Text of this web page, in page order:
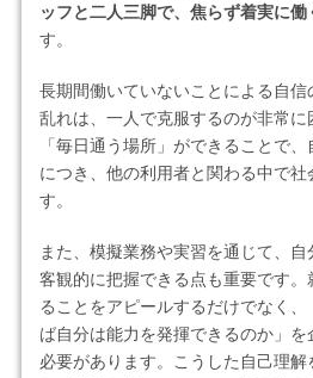
ッフと二人三脚で、焦らず着実に働
す。
長期間働いていないことによる自
乱れは、一人で克服するのが非常に
「毎日通う場所」ができることで
につき、他の利用者と関わる中で社
す。
また、模擬業務や実習を通じて、
客観的に把握できる点も重要です。
ることをアピールするだけでなく
ば自分は能力を発揮できるのか」
必要があります。こうした自己理